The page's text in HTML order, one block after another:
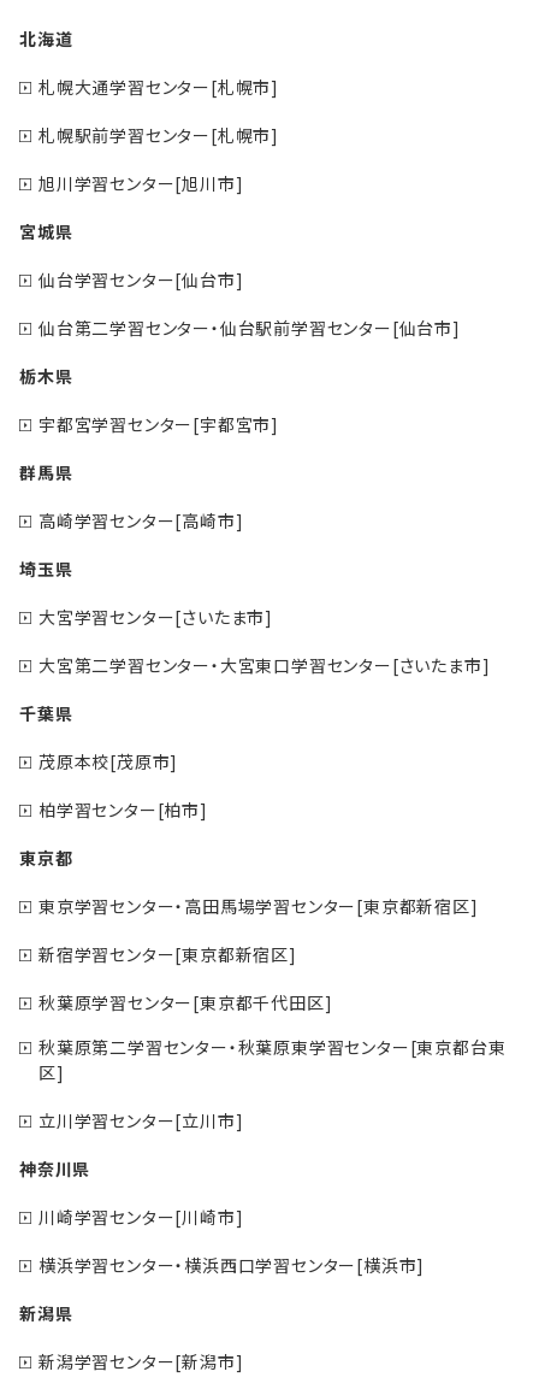
北海道
札幌大通学習センター[札幌市]
札幌駅前学習センター[札幌市]
旭川学習センター[旭川市]
宮城県
仙台学習センター[仙台市]
仙台第二学習センター・仙台駅前学習センター[仙台市]
栃木県
宇都宮学習センター[宇都宮市]
群馬県
高崎学習センター[高崎市]
埼玉県
大宮学習センター[さいたま市]
大宮第二学習センター・大宮東口学習センター[さいたま市]
千葉県
茂原本校[茂原市]
柏学習センター[柏市]
東京都
東京学習センター・高田馬場学習センター[東京都新宿区]
新宿学習センター[東京都新宿区]
秋葉原学習センター[東京都千代田区]
秋葉原第二学習センター・秋葉原東学習センター[東京都台東
区]
立川学習センター[立川市]
神奈川県
川崎学習センター[川崎市]
横浜学習センター・横浜西口学習センター[横浜市]
新潟県
新潟学習センター[新潟市]